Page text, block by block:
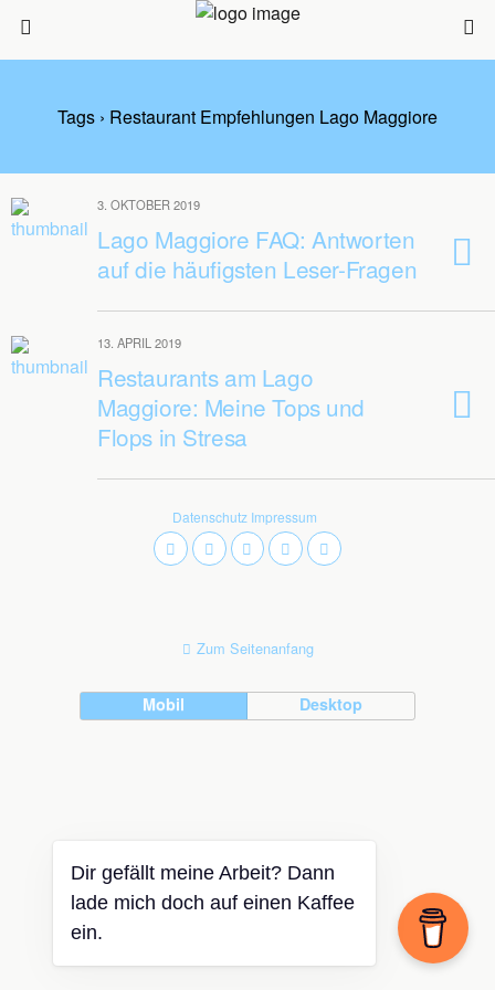
Tags › Restaurant Empfehlungen Lago Maggiore
3. OKTOBER 2019
Lago Maggiore FAQ: Antworten
auf die häufigsten Leser-Fragen
13. APRIL 2019
Restaurants am Lago
Maggiore: Meine Tops und
Flops in Stresa
Datenschutz Impressum
Zum Seitenanfang
Mobil Desktop
Dir gefällt meine Arbeit? Dann
lade mich doch auf einen Kaffee
ein.